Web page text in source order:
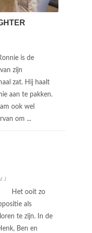
is de
zijn
zat. Hij haalt
aan te pakken.
ook wel
om ...
1
Het ooit zo
als
te zijn. In de
Ben en